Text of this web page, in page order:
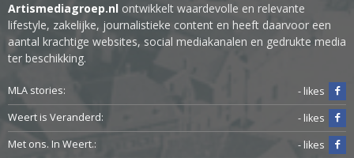
Artismediagroep.nl ontwikkelt waardevolle en relevante
lifestyle, zakelijke, journalistieke content en heeft daarvoor een
aantal krachtige websites, social mediakanalen en gedrukte media
ter beschikking.
MLA stories:
- likes
Weert is Veranderd:
- likes
Met ons. In Weert.:
- likes